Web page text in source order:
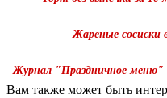
Жареные сосиски
Журнал "Праздничное меню"
Вам также может быть